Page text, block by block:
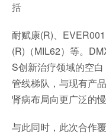
括
耐赋康(R)、
(R)（MIL62）等。
S创新治疗领域的空
管线梯队，与现有产
肾病布局向更广泛的
与此同时，此次合作